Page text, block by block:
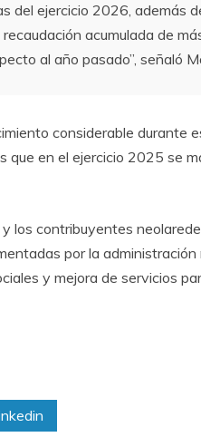
del ejercicio 2026, además
acumulada de
al año pasado”, señaló
considerable durante
que en el ejercicio 2025 se
los contribuyentes
por la administración
y mejora de servicios